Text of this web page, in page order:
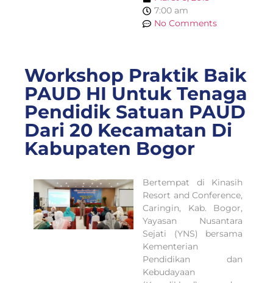
7:00 am
No Comments
Workshop Praktik Baik
PAUD HI Untuk Tenaga
Pendidik Satuan PAUD
Dari 20 Kecamatan Di
Kabupaten Bogor
Bertempat di Kinasih
Resort and Conference,
Caringin, Kab. Bogor,
Yayasan Nusantara
Sejati (YNS) bersama
Kementerian
Pendidikan dan
Kebudayaan